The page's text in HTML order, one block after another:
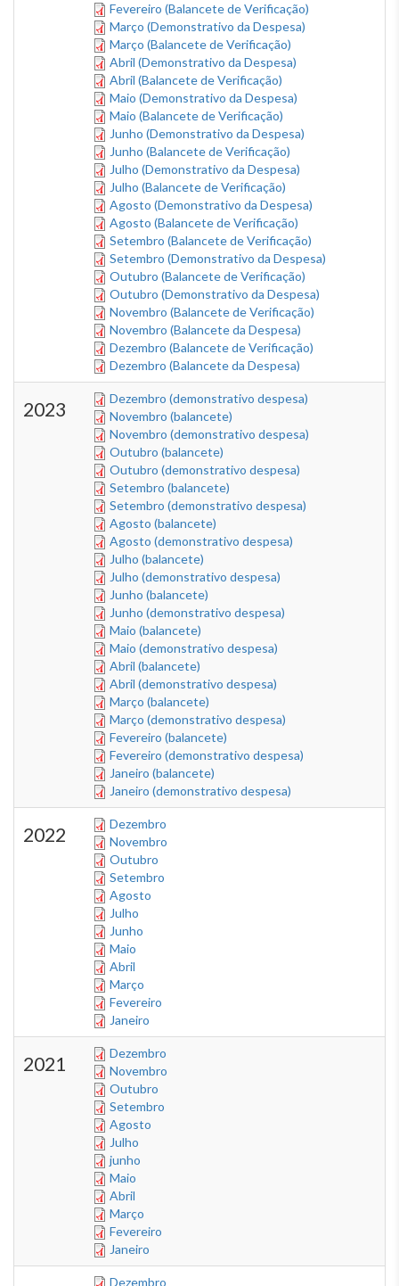
Fevereiro (Balancete de Verificação)
Março (Demonstrativo da Despesa)
Março (Balancete de Verificação)
Abril (Demonstrativo da Despesa)
Abril (Balancete de Verificação)
Maio (Demonstrativo da Despesa)
Maio (Balancete de Verificação)
Junho (Demonstrativo da Despesa)
Junho (Balancete de Verificação)
Julho (Demonstrativo da Despesa)
Julho (Balancete de Verificação)
Agosto (Demonstrativo da Despesa)
Agosto (Balancete de Verificação)
Setembro (Balancete de Verificação)
Setembro (Demonstrativo da Despesa)
Outubro (Balancete de Verificação)
Outubro (Demonstrativo da Despesa)
Novembro (Balancete de Verificação)
Novembro (Balancete da Despesa)
Dezembro (Balancete de Verificação)
Dezembro (Balancete da Despesa)
2023
Dezembro (demonstrativo despesa)
Novembro (balancete)
Novembro (demonstrativo despesa)
Outubro (balancete)
Outubro (demonstrativo despesa)
Setembro (balancete)
Setembro (demonstrativo despesa)
Agosto (balancete)
Agosto (demonstrativo despesa)
Julho (balancete)
Julho (demonstrativo despesa)
Junho (balancete)
Junho (demonstrativo despesa)
Maio (balancete)
Maio (demonstrativo despesa)
Abril (balancete)
Abril (demonstrativo despesa)
Março (balancete)
Março (demonstrativo despesa)
Fevereiro (balancete)
Fevereiro (demonstrativo despesa)
Janeiro (balancete)
Janeiro (demonstrativo despesa)
2022
Dezembro
Novembro
Outubro
Setembro
Agosto
Julho
Junho
Maio
Abril
Março
Fevereiro
Janeiro
2021
Dezembro
Novembro
Outubro
Setembro
Agosto
Julho
junho
Maio
Abril
Março
Fevereiro
Janeiro
Dezembro